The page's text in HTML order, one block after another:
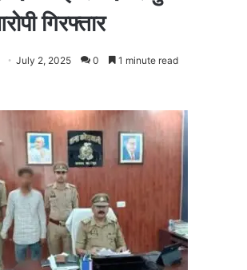
गिरफ्तार
July 2, 2025 0 1 minute read